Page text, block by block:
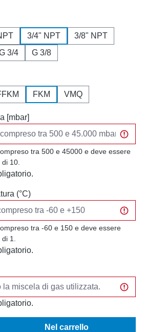
3/4" NPT
3/8" NPT
3/4 G 3/8
FKM VMQ
[mbar]
tra 500 e 45000 e deve essere
10.
(°C)
tra -60 e 150 e deve essere
1.
inserisci la quantità
Nel carrello